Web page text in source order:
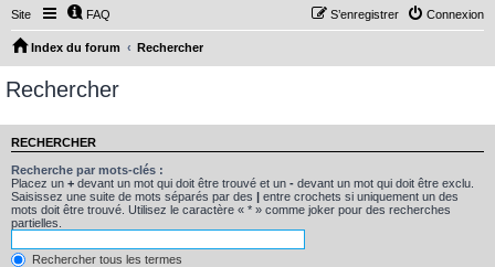
Site FAQ Connexion
S’enregistrer
Index du forum Rechercher
Rechercher
RECHERCHER
Recherche par mots-clés :
Placez un + devant un mot qui doit être trouvé et un - devant un mot qui doit être exclu.
Saisissez une suite de mots séparés par des | entre crochets si uniquement un des
mots doit être trouvé. Utilisez le caractère « * » comme joker pour des recherches
partielles.
Rechercher tous les termes